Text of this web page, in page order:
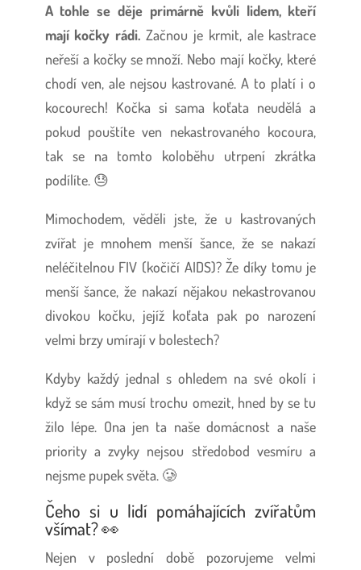
A tohle se děje primárně kvůli lidem, kteří
mají kočky rádi. Začnou je krmit, ale kastrace
neřeší a kočky se množí. Nebo mají kočky, které
chodí ven, ale nejsou kastrované. A to platí i o
kocourech! Kočka si sama koťata neudělá a
pokud pouštíte ven nekastrovaného kocoura,
tak se na tomto koloběhu utrpení zkrátka
podílíte. 😓
Mimochodem, věděli jste, že u kastrovaných
zvířat je mnohem menší šance, že se nakazí
neléčitelnou FIV (kočičí AIDS)? Že díky tomu je
menší šance, že nakazí nějakou nekastrovanou
divokou kočku, jejíž koťata pak po narození
velmi brzy umírají v bolestech?
Kdyby každý jednal s ohledem na své okolí i
když se sám musí trochu omezit, hned by se tu
žilo lépe. Ona jen ta naše domácnost a naše
priority a zvyky nejsou středobod vesmíru a
nejsme pupek světa. 🥲
Čeho si u lidí pomáhajících zvířatům
všímat? 👀
Nejen v poslední době pozorujeme velmi